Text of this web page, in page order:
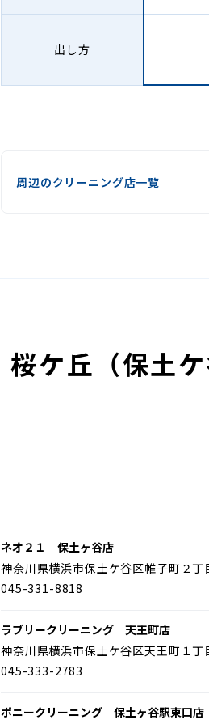
出し方
周辺のクリーニング店一覧
桜ケ丘（保土
ネオ２１ 保土ヶ谷店
神奈川県横浜市保土ケ谷区帷子町２丁
045-331-8818
ラブリークリーニング 天王町店
神奈川県横浜市保土ケ谷区天王町１丁
045-333-2783
ポニークリーニング 保土ヶ谷駅東口店